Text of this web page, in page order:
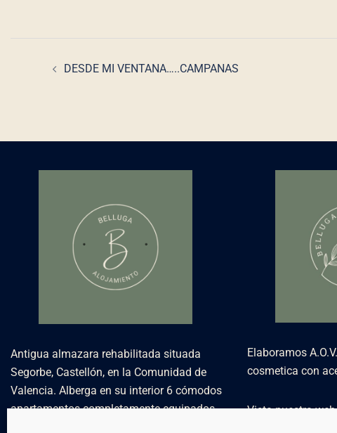
DESDE MI VENTANA…..CAMPANAS
Antigua almazara rehabilitada situada
Segorbe, Castellón, en la Comunidad de
Valencia. Alberga en su interior 6 cómodos
apartamentos completamente equipados.
Elaboramos
cosmetica con
Vista nuestra web